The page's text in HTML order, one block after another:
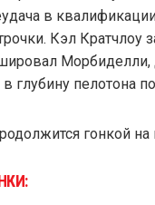
в
Кэл Кратчлоу
Морбиделли,
глубину пелотона
гонкой